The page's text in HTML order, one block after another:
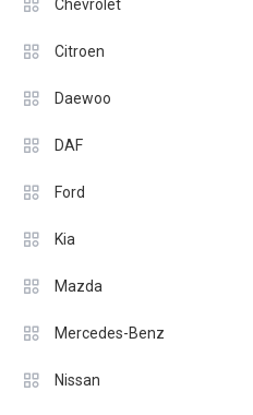
Chevrolet
Citroen
Daewoo
DAF
Ford
Kia
Mazda
Mercedes-Benz
Nissan